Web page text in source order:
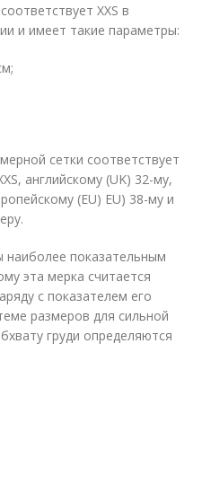
XXS в
и имеет такие параметры:
сетки соответствует
английскому (UK) 32-му,
(EU) EU) 38-му и
показательным
эта мерка считается
с показателем его
размеров для сильной
груди определяются